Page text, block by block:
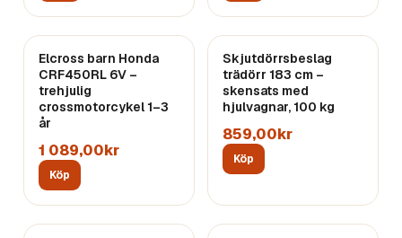
Elcross barn Honda
CRF450RL 6V –
trehjulig
crossmotorcykel 1–3
år
1 089,00kr
Köp
Skjutdörrsbeslag
trädörr 183 cm –
skensats med
hjulvagnar, 100 kg
859,00kr
Köp